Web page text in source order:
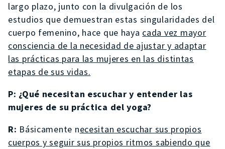
largo plazo, junto con la divulgación de los
estudios que demuestran estas singularidades del
cuerpo femenino, hace que haya cada vez mayor
consciencia de la necesidad de ajustar y adaptar
las prácticas para las mujeres en las distintas
etapas de sus vidas.
P: ¿Qué necesitan escuchar y entender las
mujeres de su práctica del yoga?
R: Básicamente necesitan escuchar sus propios
cuerpos y seguir sus propios ritmos sabiendo que